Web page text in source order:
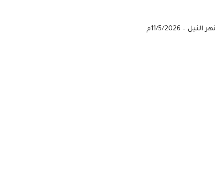
نهر النيل – 11/5/2026م